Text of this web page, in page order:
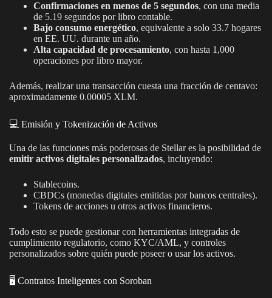
Confirmaciones en menos de 5 segundos, con una media
de 5.19 segundos por libro contable.
Bajo consumo energético, equivalente a solo 33.7 hogares
en EE. UU. durante un año.
Alta capacidad de procesamiento, con hasta 1,000
operaciones por libro mayor.
Además, realizar una transacción cuesta una fracción de centavo:
aproximadamente 0.00005 XLM.
💻 Emisión y Tokenización de Activos
Una de las funciones más poderosas de Stellar es la posibilidad de
emitir activos digitales personalizados, incluyendo:
Stablecoins.
CBDCs (monedas digitales emitidas por bancos centrales).
Tokens de acciones u otros activos financieros.
Todo esto se puede gestionar con herramientas integradas de
cumplimiento regulatorio, como KYC/AML, y controles
personalizados sobre quién puede poseer o usar los activos.
🖥️ Contratos Inteligentes con Soroban